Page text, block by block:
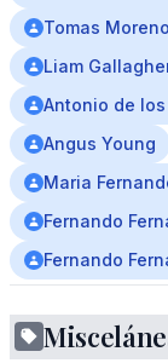
Tomas
Liam
Antonio de los
Angus Young
Maria
Fernando
Fernando